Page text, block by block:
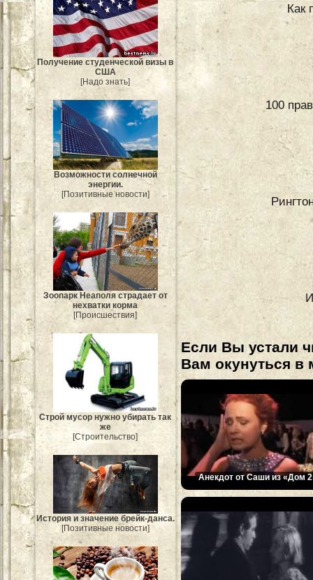
Получение студенческой визы в
США
[Надо знать]
Возможности солнечной
энергии.
[Позитивные новости]
Зоопарк Неаполя страдает от
нехватки корма
[Происшествия]
Строй мусор нужно убирать так
же
[Строительство]
История и значение брейк-данса.
[Позитивные новости]
Как
100
Если Вы устали
Вам окунуться в
Анекдот от Саши из «Дом